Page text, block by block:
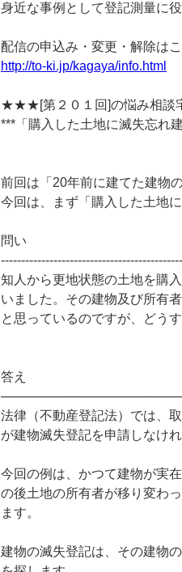
身近な事例として登記測量に
配信の申込み・変更・解除はこ
http://to-ki.jp/kagaya/info.html
★★★[第２０１回]の悩み相
***「購入した土地に滅失忘れ
前回は「20年前に建てた建物
今回は、まず「購入した土地
問い
知人から更地状態の土地を購
いました。その建物及び所有
と思っているのですが、どう
答え
法律（不動産登記法）では、
が建物滅失登記を申請しなけ
今回の例は、かつて建物が実
の後土地の所有者が移り変わ
ます。
建物の滅失登記は、その建物